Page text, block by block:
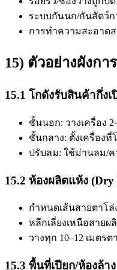
ระบบกันนก/กันสัตว์
การทำความสะอาด
15) ตัวอย่างผังก
15.1 โกดังรับสินค้ากึ่งเ
ชั้นนอก: วางเครื่อง
ชั้นกลาง: ตั้งเครื่อง
ปรับลม: ใช้ม่านลม/
15.2 ห้องผลิตแห้ง (Dry
กำหนดเส้นสายตาโล่
หลีกเลี่ยงเหนือสายผ
วางทุก 10–12 เมตร
15.3 พื้นที่เปียก/ห้องล้าง